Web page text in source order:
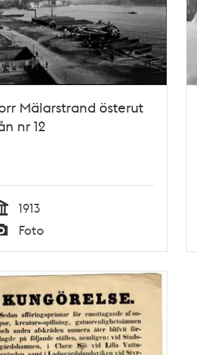
Mälarstrand österut
nr 12
1913
Foto